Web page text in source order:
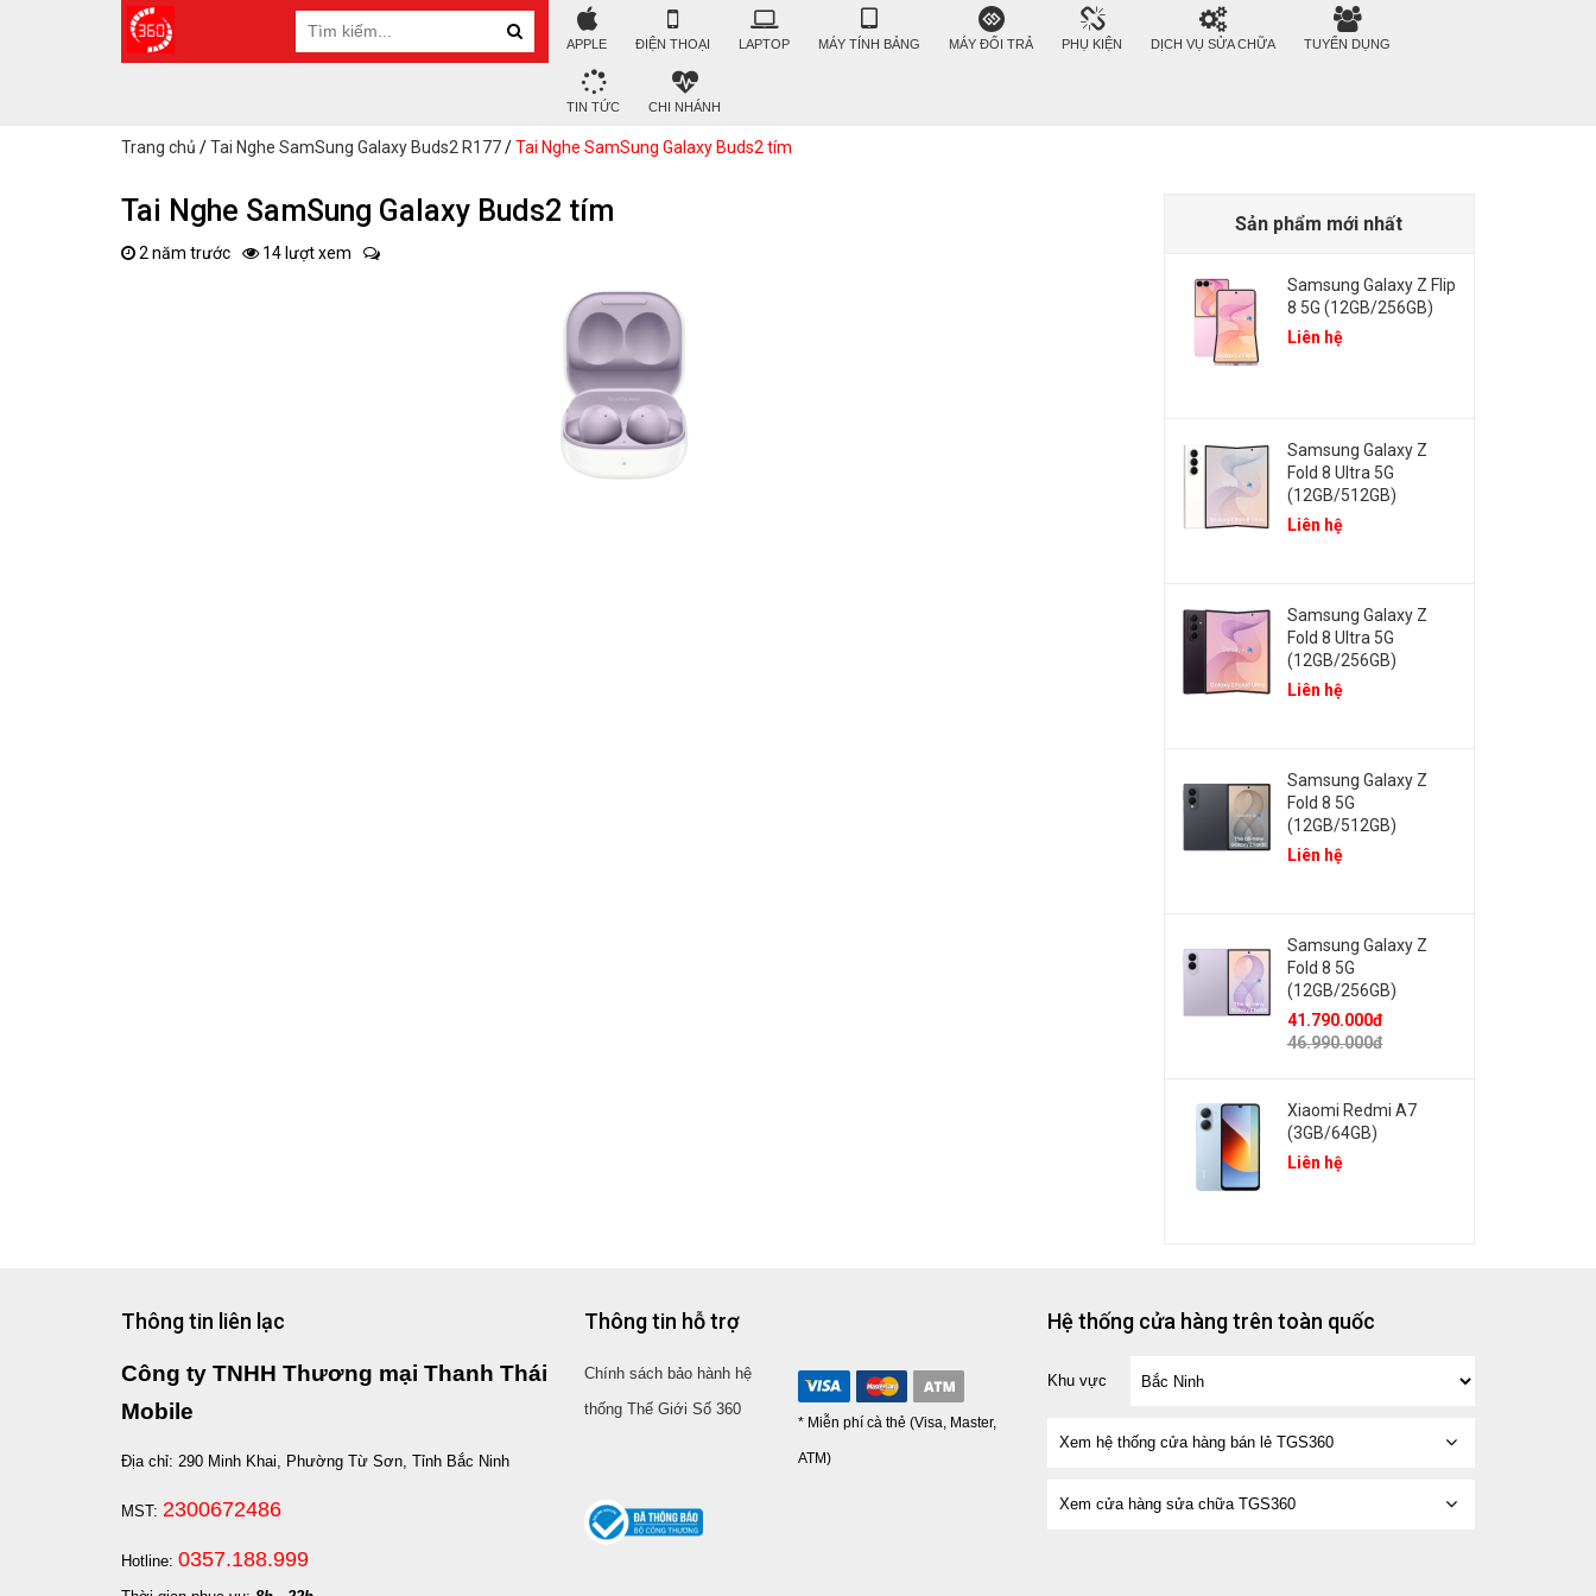
APPLE ĐIỆN THOẠI LAPTOP MÁY TÍNH BẢNG MÁY ĐỔI TRẢ PHỤ KIỆN DỊCH VỤ SỬA CHỮA TUYỂN DỤNG
TIN TỨC CHI NHÁNH
Trang chủ /Tai Nghe SamSung Galaxy Buds2 R177/Tai Nghe SamSung Galaxy Buds2 tím
Tai Nghe SamSung Galaxy Buds2 tím
2 năm trước 14 lượt xem
Sản phẩm mới nhất
Samsung Galaxy Z Flip
8 5G (12GB/256GB)
Liên hệ
Samsung Galaxy Z
Fold 8 Ultra 5G
(12GB/512GB)
Liên hệ
Samsung Galaxy Z
Fold 8 Ultra 5G
(12GB/256GB)
Liên hệ
Samsung Galaxy Z
Fold 8 5G
(12GB/512GB)
Liên hệ
Samsung Galaxy Z
Fold 8 5G
(12GB/256GB)
41.790.000đ
46.990.000đ
Xiaomi Redmi A7
(3GB/64GB)
Liên hệ
Thông tin liên lạc
Công ty TNHH Thương mại Thanh Thái
Mobile
Địa chỉ: 290 Minh Khai, Phường Từ Sơn, Tỉnh Bắc Ninh
MST: 2300672486
Hotline: 0357.188.999
Thông tin hỗ trợ
Chính sách bảo hành hệ
thống Thế Giới Số 360
* Miễn phí cà thẻ (Visa, Master,
ATM)
Hệ thống cửa hàng trên toàn quốc
Khu vực
Xem hệ thống cửa hàng bán lẻ TGS360
Xem cửa hàng sửa chữa TGS360